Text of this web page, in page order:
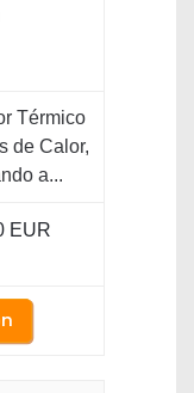
Térmico
de Calor,
a...
EUR